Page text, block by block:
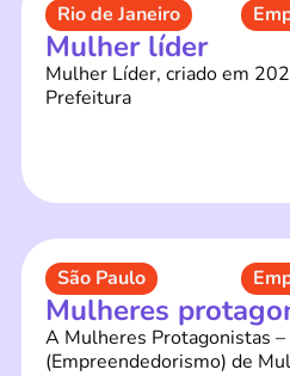
Rio de Janeiro
Mulher líder
Mulher Líder, criado em
Prefeitura
São Paulo
Mulheres
A Mulheres Protagonistas
(Empreendedorismo) de